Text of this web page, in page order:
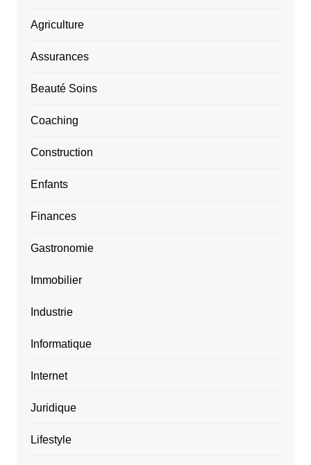
Agriculture
Assurances
Beauté Soins
Coaching
Construction
Enfants
Finances
Gastronomie
Immobilier
Industrie
Informatique
Internet
Juridique
Lifestyle